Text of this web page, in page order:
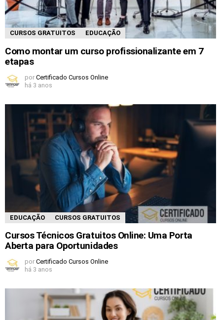
CURSOS GRATUITOS EDUCAÇÃO
Como montar um curso profissionalizante em 7
etapas
por Certificado Cursos Online
há 3 anos
EDUCAÇÃO CURSOS GRATUITOS
Cursos Técnicos Gratuitos Online: Uma Porta
Aberta para Oportunidades
por Certificado Cursos Online
há 3 anos